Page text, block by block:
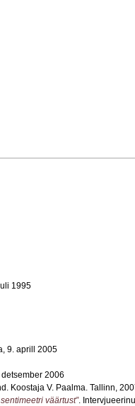
1995
9. aprill 2005
2006
Koostaja V. Paalma. Tallinn,
väärtust”.